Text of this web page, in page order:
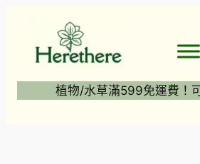
植物/水草滿599免運費！